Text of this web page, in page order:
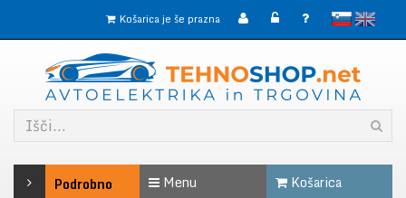
slovenskoEnglish
Košarica je še prazna
Podrobno Menu Košarica